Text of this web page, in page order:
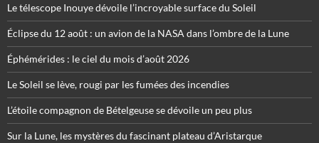
Le télescope Inouye dévoile l’incroyable surface du Soleil
Éclipse du 12 août : un avion de la NASA dans l’ombre de la Lune
Éphémérides : le ciel du mois d’août 2026
Le Soleil se lève, rougi par les fumées des incendies
L’étoile compagnon de Bételgeuse se dévoile un peu plus
Sur la Lune, les mystères du fascinant plateau d’Aristarque